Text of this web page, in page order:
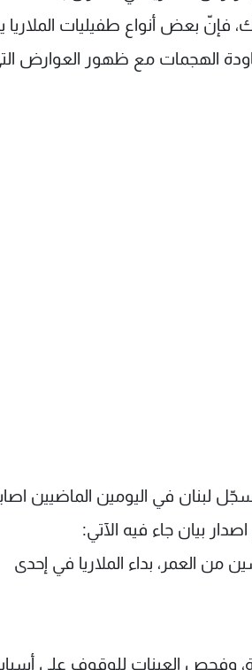
فإنّ بعض أنواع طفيليات
الهجمات مع ظهور العوارض
لبنان في اليومين الماضيين
بيان جاء فيه الآتي:
من العمر، بداء الملاريا في إحدى
وفحص العينات للوقوف على